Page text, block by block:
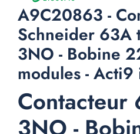
A9C20863 -
Schneider 63A
3NO - Bobine
modules - Acti9
Contacteur